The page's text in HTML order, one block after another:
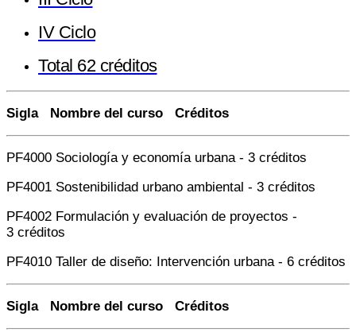
IV Ciclo
Total 62 créditos
Sigla Nombre del curso Créditos
PF4000 Sociología y economía urbana - 3 créditos
PF4001 Sostenibilidad urbano ambiental - 3 créditos
PF4002 Formulación y evaluación de proyectos -
3 créditos
PF4010 Taller de diseño: Intervención urbana - 6 créditos
Sigla Nombre del curso Créditos